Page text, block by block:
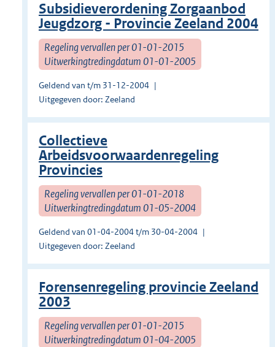
Subsidieverordening Zorgaanbod
Jeugdzorg - Provincie Zeeland 2004
Regeling vervallen per 01-01-2015
Uitwerkingtredingdatum 01-01-2005
Geldend van t/m 31-12-2004
Uitgegeven door: Zeeland
Collectieve
Arbeidsvoorwaardenregeling
Provincies
Regeling vervallen per 01-01-2018
Uitwerkingtredingdatum 01-05-2004
Geldend van 01-04-2004 t/m 30-04-2004
Uitgegeven door: Zeeland
Forensenregeling provincie Zeeland
2003
Regeling vervallen per 01-01-2015
Uitwerkingtredingdatum 01-04-2005